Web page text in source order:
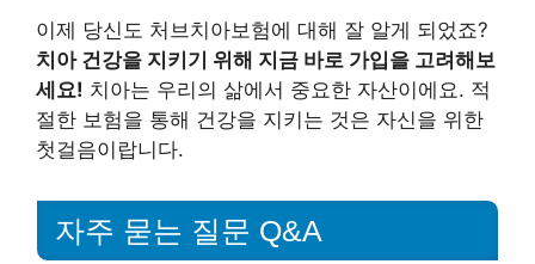
이제 당신도 처브치아보험에 대해 잘 알게 되었죠?
치아 건강을 지키기 위해 지금 바로 가입을 고려해보
세요! 치아는 우리의 삶에서 중요한 자산이에요. 적
절한 보험을 통해 건강을 지키는 것은 자신을 위한
첫걸음이랍니다.
자주 묻는 질문 Q&A